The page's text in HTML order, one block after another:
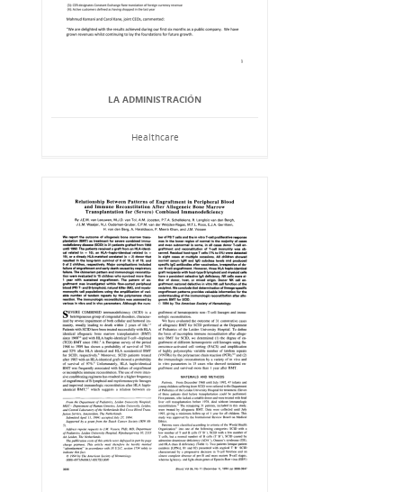
LA ADMINISTRACIÓN
Healthcare